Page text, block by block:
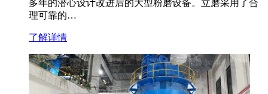
多年的潜心设计改进后的大型粉磨设备。立磨采用了合
理可靠的…
了解详情